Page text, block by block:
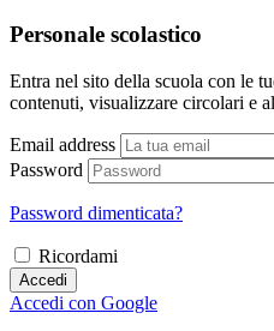
Personale scolastico
Entra nel sito della scuola con le
contenuti, visualizzare circolari e
Email address
Password
Password dimenticata?
Ricordami
Accedi
Accedi con Google